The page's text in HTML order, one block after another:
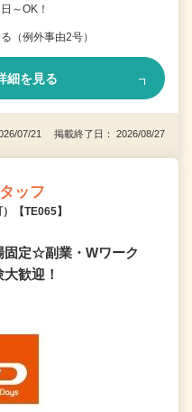
～OK！
（例外事由2号）
細を見る
07/21 掲載終了日： 2026/08/27
ッフ
【TE065】
固定☆副業・Wワーク
歓迎！